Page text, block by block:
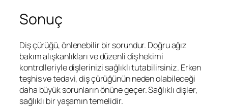
Sonuç
Diş çürüğü, önlenebilir bir sorundur. Doğru ağız
bakım alışkanlıkları ve düzenli diş hekimi
kontrolleriyle dişlerinizi sağlıklı tutabilirsiniz. Erken
teşhis ve tedavi, diş çürüğünün neden olabileceği
daha büyük sorunların önüne geçer. Sağlıklı dişler,
sağlıklı bir yaşamın temelidir.